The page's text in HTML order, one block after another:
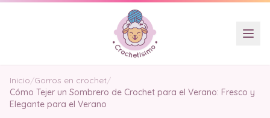
Inicio/Gorros en crochet/
Cómo Tejer un Sombrero de Crochet para el Verano: Fresco y
Elegante para el Verano